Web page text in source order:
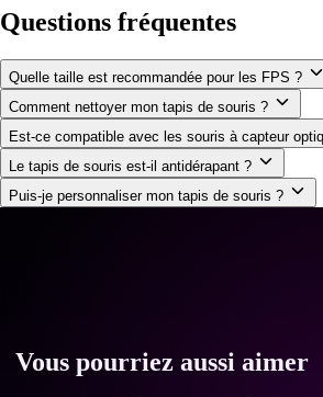
Questions fréquentes
Quelle taille est recommandée pour les FPS ?
Comment nettoyer mon tapis de souris ?
Est-ce compatible avec les souris à capteur
Le tapis de souris est-il antidérapant ?
Puis-je personnaliser mon tapis de souris ?
Vous pourriez aussi aimer